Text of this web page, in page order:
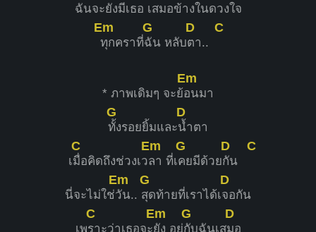
ฉันจะยังมีเธอ เสมอข้างในดวงใจ
Em
ทุกคราที่
G
ฉัน หลับ
D
ตา..
C
* ภาพเดิมๆ จะย้
Em
อนมา
G
ทั้งรอยยิ้มและ
D
น้ำตา
เ
C
มื่อคิดถึงช่วงเว
Em
ลา ที่เ
G
คยมีด้วย
D
กัน
C
นี่จะไม่ใช่
Em
วัน..
G
สุดท้ายที่เราได้เ
D
จอกัน
เพ
C
ราะว่าเธอจะ
Em
ยัง อยู่
G
กับฉันเส
D
มอ